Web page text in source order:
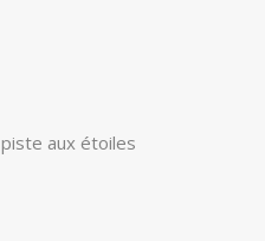
aux étoiles